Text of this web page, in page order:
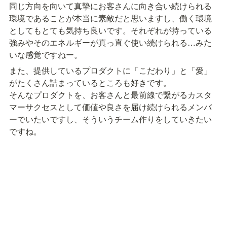
同じ方向を向いて真摯にお客さんに向き合い続けられる
環境であることが本当に素敵だと思いますし、働く環境
としてもとても気持ち良いです。それぞれが持っている
強みやそのエネルギーが真っ直ぐ使い続けられる…みた
いな感覚ですねー。
また、提供しているプロダクトに「こだわり」と「愛」
がたくさん詰まっているところも好きです。
そんなプロダクトを、お客さんと最前線で繋がるカスタ
マーサクセスとして価値や良さを届け続けられるメンバ
ーでいたいですし、そういうチーム作りをしていきたい
ですね。